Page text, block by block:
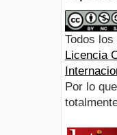
Todos
Licencia
Por lo